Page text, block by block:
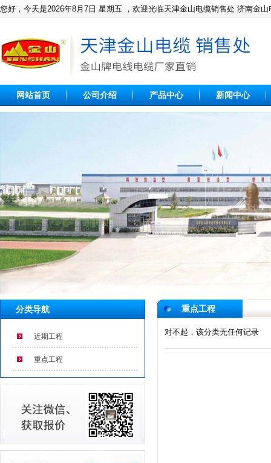
您好，今天是2026年8月7日 星期五 ，欢迎光临天津金山电缆销售处 济南金
网站首页 公司介绍 产品中心 新闻中心
重点工程
对不起，该分类无任何记录
分类导航
近期工程
重点工程